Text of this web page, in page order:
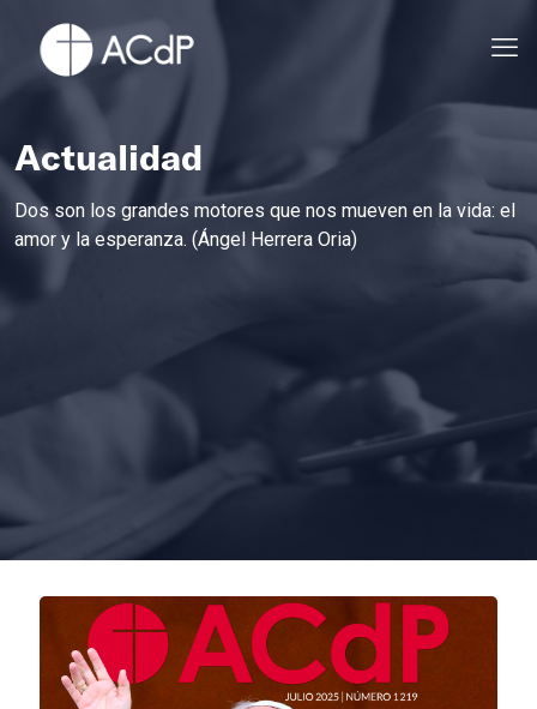
Actualidad
Dos son los grandes motores que nos mueven en la vida: el
amor y la esperanza. (Ángel Herrera Oria)